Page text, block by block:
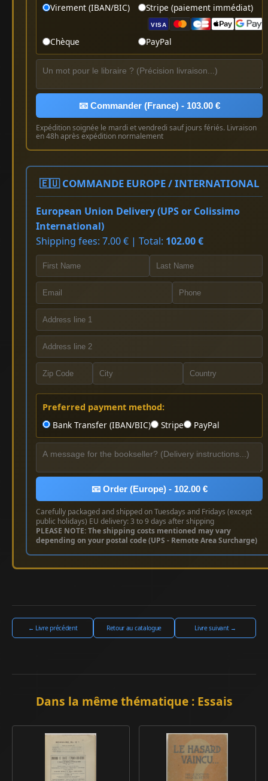
Virement (IBAN/BIC) Stripe (paiement immédiat)
VISA
Chèque PayPal
📧 Commander (France) - 103.00 €
Expédition soignée le mardi et vendredi sauf jours fériés. Livraison
en 48h après expédition normalement
🇪🇺 COMMANDE EUROPE / INTERNATIONAL
European Union Delivery (UPS or Colissimo
International)
Shipping fees: 7.00 € | Total: 102.00 €
Preferred payment method:
Bank Transfer (IBAN/BIC)
Stripe PayPal
📧 Order (Europe) - 102.00 €
Carefully packaged and shipped on Tuesdays and Fridays (except
public holidays) EU delivery: 3 to 9 days after shipping
PLEASE NOTE: The shipping costs mentioned may vary
depending on your postal code (UPS - Remote Area Surcharge)
← Livre précédent Retour au catalogue Livre suivant →
Dans la même thématique : Essais